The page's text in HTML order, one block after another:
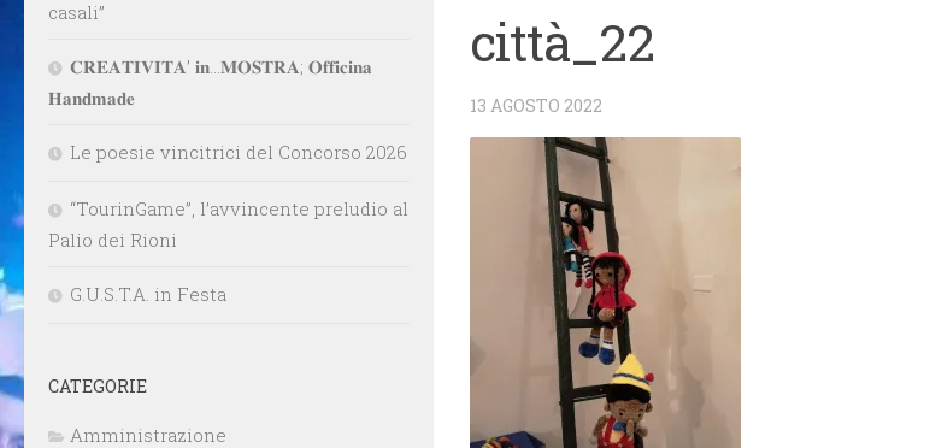
città_22
13 AGOSTO 2022
casali”
𝐂𝐑𝐄𝐀𝐓𝐈𝐕𝐈𝐓𝐀’ 𝐢𝐧…𝐌𝐎𝐒𝐓𝐑𝐀; 𝐎𝐟𝐟𝐢𝐜𝐢𝐧𝐚
𝐇𝐚𝐧𝐝𝐦𝐚𝐝𝐞
Le poesie vincitrici del Concorso 2026
“TourinGame”, l’avvincente preludio al
Palio dei Rioni
G.U.S.T.A. in Festa
CATEGORIE
Amministrazione